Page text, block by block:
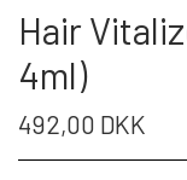
Hair
4ml)
492,00 DKK